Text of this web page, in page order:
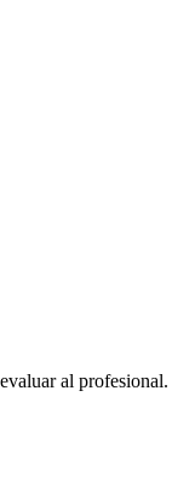
al profesional.